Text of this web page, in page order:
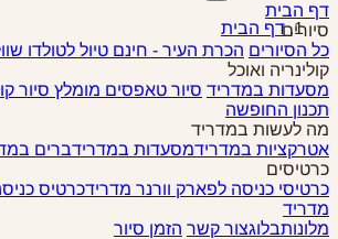
דף הבית
סיורים
כל הסיורים הכרת העיר - חינם טיול לטולדו
קולינריה ואוכל
מסעדות במדריד סיור טאפסים מומלץ סיור
תכנון החופשה
מה לעשות במדריד
אטרקציות במדרידמסעדות במדרידברים
כרטיסים
כרטיסי כניסה לפארק וורנר מדרידכרטיס
מדריד
מלונותבלוגצור קשר הזמן סיור
דף הבית